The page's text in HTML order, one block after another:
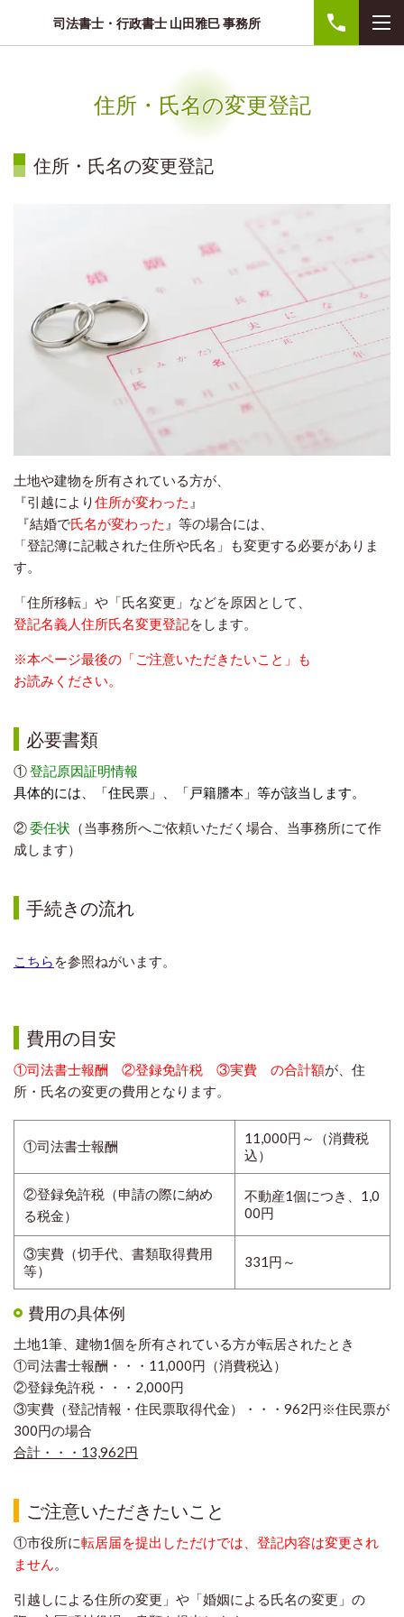
司法書士・行政書士 山田雅巳 事務所
住所・氏名の変更登記
住所・氏名の変更登記
土地や建物を所有されている方が、
『引越により住所が変わった 』
『結婚で氏名が変わった 』等の場合には、
「登記簿に記載された住所や氏名」も変更する必要がありま
す。
「住所移転」や「氏名変更」などを原因として、
登記名義人住所氏名変更登記をします。
※本ページ最後の「ご注意いただきたいこと」も
お読みください。
必要書類
①登記原因証明情報
具体的には、「住民票」、「戸籍謄本」等が該当します。
②委任状 （当事務所へご依頼いただく場合、当事務所にて作
成します）
手続きの流れ
こちら を参照ねがいます。
費用の目安
①司法書士報酬 ②登録免許税 ③実費 の合計額が、住
所・氏名の変更の費用となります。
①司法書士報酬
11,000円～（消費税
込）
②登録免許税（申請の際に納め
る税金）
不動産1個につき、1,0
00円
③実費（切手代、書類取得費用
等）
331円～
費用の具体例
土地1筆、建物1個を所有されている方が転居されたとき
①司法書士報酬・・・11,000円（消費税込）
②登録免許税・・・2,000円
③実費（登記情報・住民票取得代金）・・・962円※住民票が
300円の場合
合計・・・ 13,962円
ご注意いただきたいこと
①市役所に転居届を提出しただけでは、登記内容は変更され
ません。
引越しによる住所の変更」や「婚姻による氏名の変更」の